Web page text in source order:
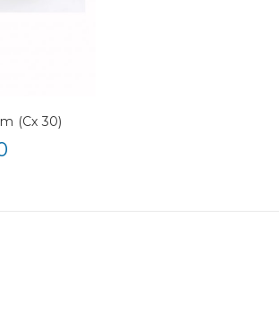
(Cx 30)